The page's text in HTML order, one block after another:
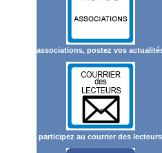
associations, postez vos
participez au courrier des lecteurs